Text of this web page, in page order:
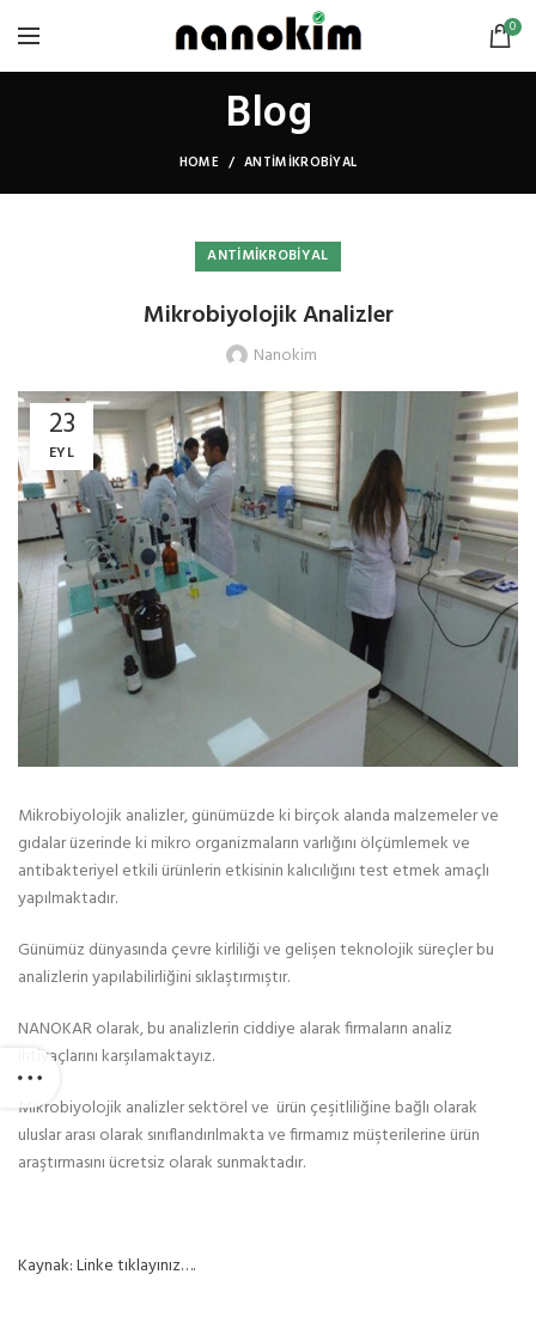
0
Blog
HOME ANTIMIKROBIYAL
ANTIMIKROBIYAL
Mikrobiyolojik Analizler
Nanokim
23
EYL
Mikrobiyolojik analizler, günümüzde ki birçok alanda malzemeler ve
gıdalar üzerinde ki mikro organizmaların varlığını ölçümlemek ve
antibakteriyel etkili ürünlerin etkisinin kalıcılığını test etmek amaçlı
yapılmaktadır.
Günümüz dünyasında çevre kirliliği ve gelişen teknolojik süreçler bu
analizlerin yapılabilirliğini sıklaştırmıştır.
NANOKAR olarak, bu analizlerin ciddiye alarak firmaların analiz
ihtiyaçlarını karşılamaktayız.
Mikrobiyolojik analizler sektörel ve ürün çeşitliliğine bağlı olarak
uluslar arası olarak sınıflandırılmakta ve firmamız müşterilerine ürün
araştırmasını ücretsiz olarak sunmaktadır.
Kaynak: Linke tıklayınız….